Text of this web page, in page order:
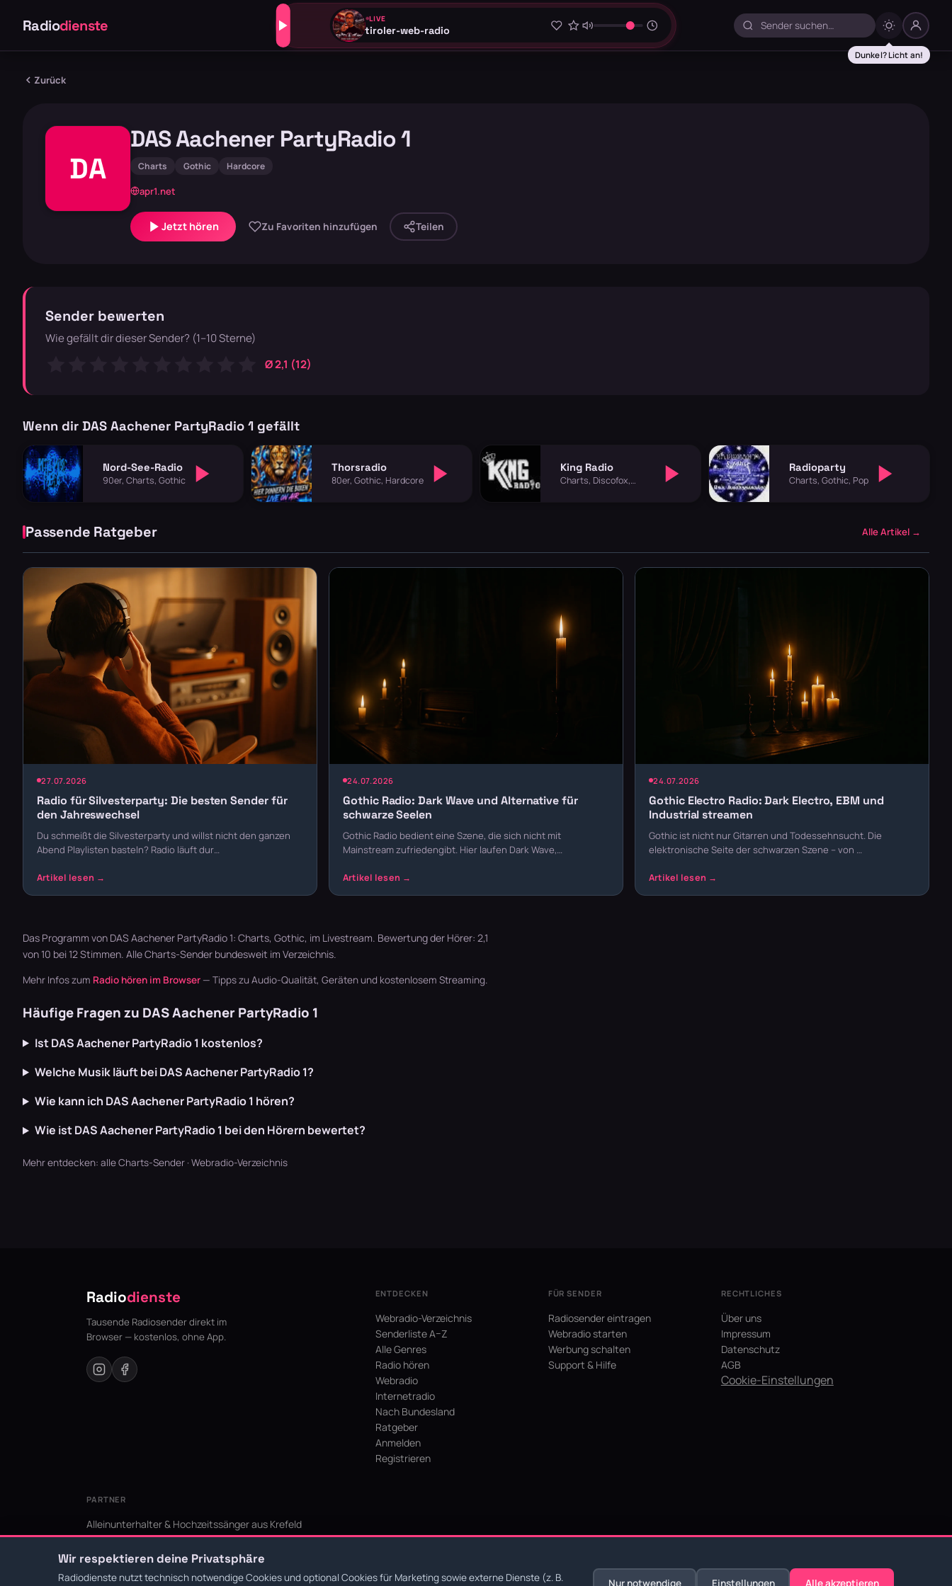
Radiodienste LIVE
tiroler-web-radio
Zurück
DA
DAS Aachener PartyRadio 1
Charts Gothic Hardcore
apr1.net
Jetzt hören Zu Favoriten hinzufügen Teilen
Sender bewerten
Wie gefällt dir dieser Sender? (1–10 Sterne)
Ø 2,1 (12)
Wenn dir DAS Aachener PartyRadio 1 gefällt
Nord-See-Radio
90er, Charts, Gothic
Thorsradio
80er, Gothic, Hardcore
King Radio
Charts, Discofox,
Radioparty
Charts, Gothic, Pop
Passende Ratgeber Alle Artikel →
27.07.2026
Radio für Silvesterparty: Die besten Sender für
den Jahreswechsel
Du schmeißt die Silvesterparty und willst nicht den ganzen
Abend Playlisten basteln? Radio läuft dur…
24.07.2026
Gothic Radio: Dark Wave und Alternative für
schwarze Seelen
Gothic Radio bedient eine Szene, die sich nicht mit
Mainstream zufriedengibt. Hier laufen Dark Wave,…
24.07.2026
Gothic Electro Radio: Dark Electro, EBM und
Industrial streamen
Gothic ist nicht nur Gitarren und Todessehnsucht. Die
elektronische Seite der schwarzen Szene – von …
Das Programm von DAS Aachener PartyRadio 1: Charts, Gothic, im Livestream. Bewertung der Hörer: 2,1
von 10 bei 12 Stimmen. AlleCharts-Sender bundesweit im Verzeichnis.
Mehr Infos zum Radio hören im Browser — Tipps zu Audio-Qualität, Geräten und kostenlosem Streaming.
Häufige Fragen zu DAS Aachener PartyRadio 1
Ist DAS Aachener PartyRadio 1 kostenlos?
Welche Musik läuft bei DAS Aachener PartyRadio 1?
Wie kann ich DAS Aachener PartyRadio 1 hören?
Wie ist DAS Aachener PartyRadio 1 bei den Hörern bewertet?
Mehr entdecken: alle Charts-Sender · Webradio-Verzeichnis
Radiodienste
Tausende Radiosender direkt im
Browser — kostenlos, ohne App.
ENTDECKEN
Webradio-Verzeichnis
Senderliste A–Z
Alle Genres
Radio hören
Webradio
Internetradio
Nach Bundesland
Ratgeber
Anmelden
Registrieren
FÜR SENDER
Radiosender eintragen
Webradio starten
Werbung schalten
Support & Hilfe
RECHTLICHES
Über uns
Impressum
Datenschutz
AGB
Cookie-Einstellungen
PARTNER
Alleinunterhalter & Hochzeitssänger aus Krefeld
KI Niederrhein - Agentur aus Krefeld für den Niederrhein
Wir respektieren deine Privatsphäre
Radiodienste nutzt technisch notwendige Cookies und optional Cookies für Marketing sowie externe Dienste (z. B.
Nur notwendige Einstellungen Alle akzeptieren